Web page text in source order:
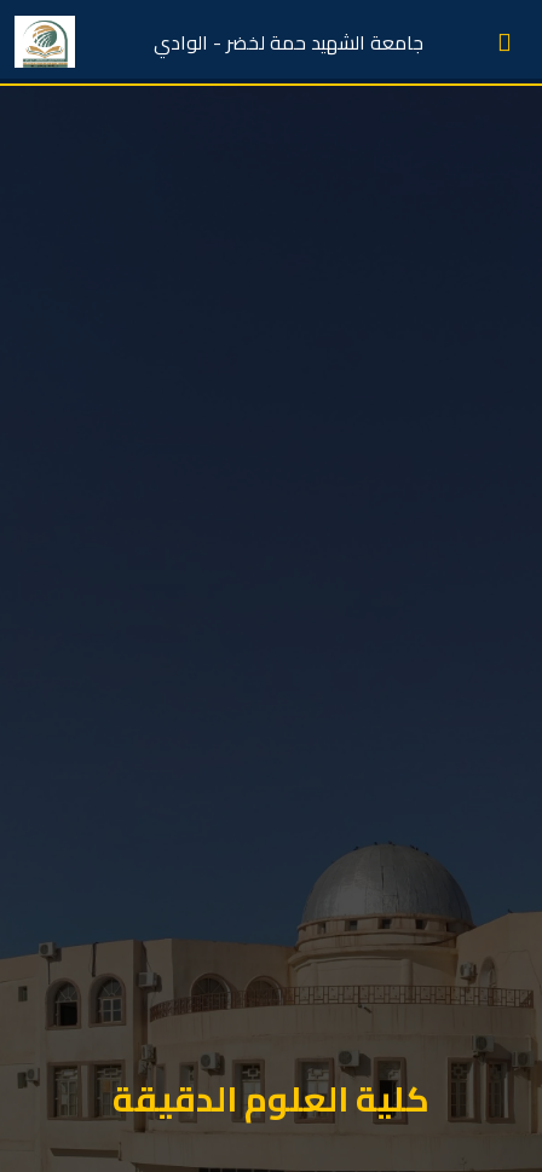
جامعة الشهيد حمة لخضر - الوادي
كلية العلوم الدقيقة